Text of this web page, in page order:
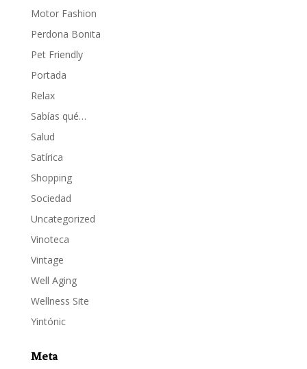
Motor Fashion
Perdona Bonita
Pet Friendly
Portada
Relax
Sabías qué…
Salud
Satírica
Shopping
Sociedad
Uncategorized
Vinoteca
Vintage
Well Aging
Wellness Site
Yintónic
Meta